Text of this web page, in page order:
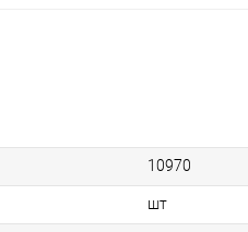
10970
шт